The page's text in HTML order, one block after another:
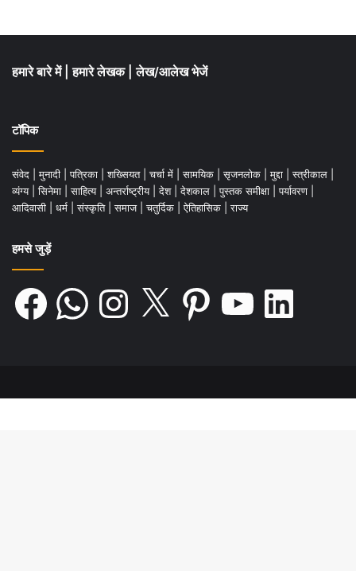
हमारे बारे में हमारे लेखक लेख/आलेख भेजें
टॉपिक
संवेद मुनादी पत्रिका शख्सियत चर्चा में सामयिक सृजनलोक मुद्दा स्त्रीकाल
व्यंग्य
सिनेमा साहित्य अन्तर्राष्ट्रीय देश देशकाल पुस्तक समीक्षा पर्यावरण
आदिवासी
धर्म संस्कृति समाज चतुर्दिक ऐतिहासिक राज्य
हमसे जुड़ें
Facebook WhatsAppInstagram Pinterest LinkedIn